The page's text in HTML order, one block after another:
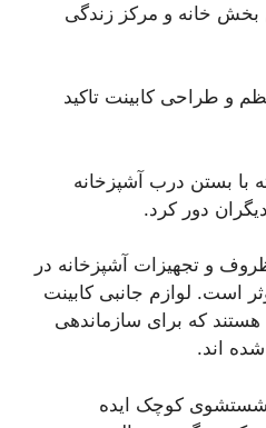
بخش خانه و مرکز زندگی
و طراحی کابینت تاکید
با بستن درب آشپزخانه
دور کرد.
و تجهیزات آشپزخانه در
است. لوازم جانبی کابینت
که برای سازماندهی
اند.
شستشوی کوچک ایده